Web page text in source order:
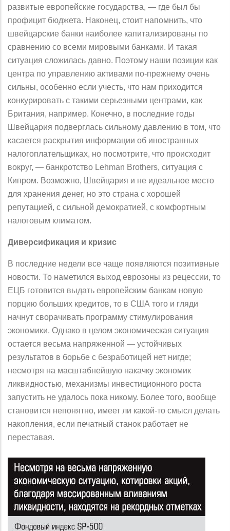
развитые европейские государства, — где был бы
профицит бюджета. Наконец, стоит напомнить, что
швейцарские банки наиболее капитализированы по
сравнению со всеми мировыми банками. И такая
ситуация сложилась давно. Поэтому наши позиции как
центра по управлению активами по-прежнему очень
сильны, особенно если учесть, что нам приходится
конкурировать с такими серьезными центрами, как
Британия, например. Конечно, в последние годы
Швейцария подверглась сильному давлению в том, что
касается раскрытия информации об иностранных
налогоплательщиках, но посмотрите, что происходит
вокруг, — банкротство Lehman Brothers, ситуация с
Кипром. Возможно, Швейцария и не идеальное место
для хранения денег, но это страна с хорошей
репутацией, с сильной демократией, с комфортным
налоговым климатом.
Диверсификация и кризис
В последние недели все чаще появляются позитивные
новости. То наметился выход еврозоны из рецессии, то
ЕЦБ готовится выдать европейским банкам новую
порцию больших кредитов, то в США того и гляди
начнут сворачивать программу стимулирования
экономики. Однако в целом экономическая ситуация
остается весьма напряженной — устойчивых
результатов в борьбе с безработицей нет нигде;
несмотря на масштабнейшую накачку экономик
ликвидностью, механизмы инвестиционного роста
запустить не удалось пока никому. Более того, вообще
становится непонятно, имеет ли какой-то смысл делать
накопления, если печатный станок работает не
переставая.